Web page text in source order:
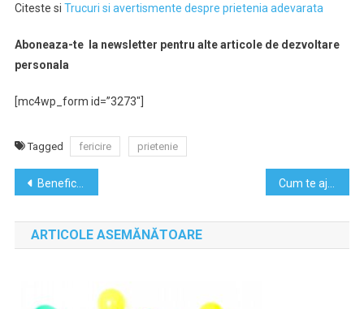
Citeste si Trucuri si avertismente despre prietenia adevarata
Aboneaza-te la newsletter pentru alte articole de dezvoltare
personala
[mc4wp_form id=”3273″]
Tagged fericire prietenie
Navigare
în
articole
Beneficiile meditatiei zilnice pentru echilibru interior
ARTICOLE ASEMĂNĂTOARE